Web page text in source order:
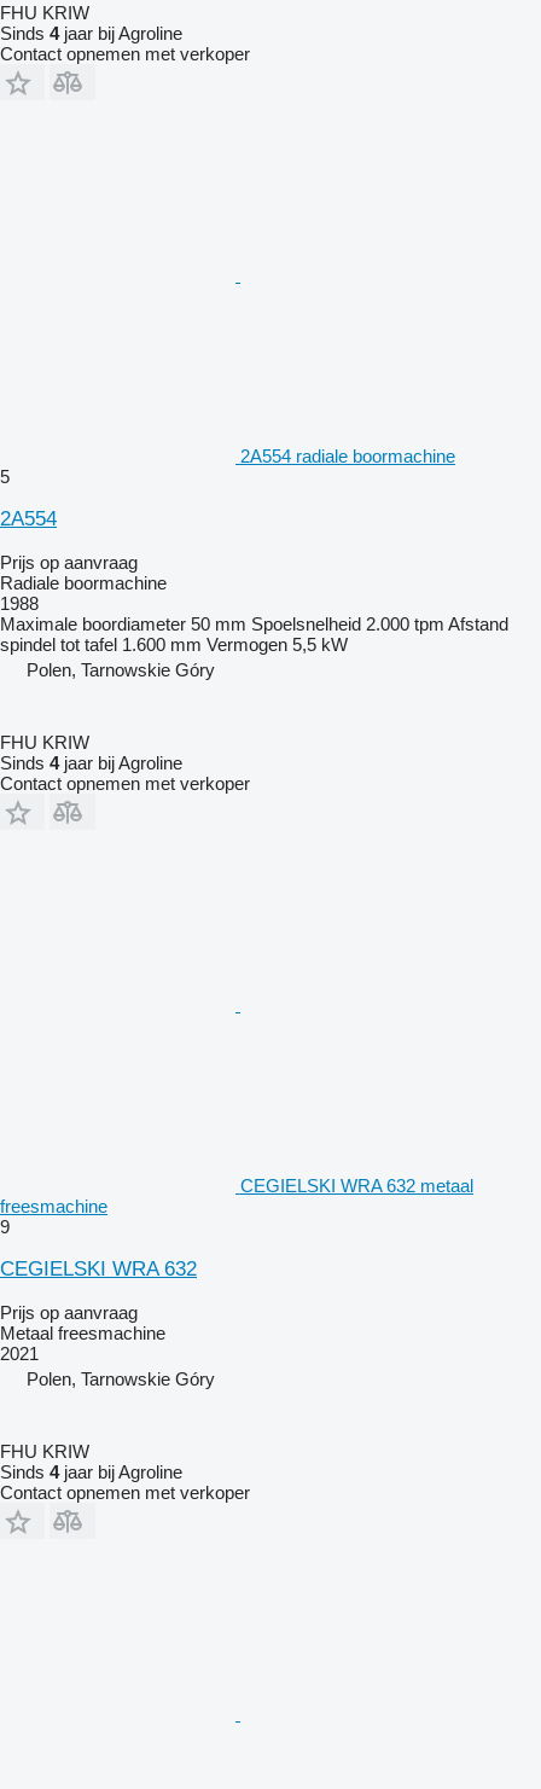
FHU KRIW
Sinds 4jaar bij Agroline
Contact opnemen met verkoper
2A554 radiale boormachine
5
2A554
Prijs op aanvraag
Radiale boormachine
1988
Maximale boordiameter 50 mm Spoelsnelheid 2.000 tpm Afstand
spindel tot tafel 1.600 mm Vermogen 5,5 kW
Polen, Tarnowskie Góry
FHU KRIW
Sinds 4jaar bij Agroline
Contact opnemen met verkoper
CEGIELSKI WRA 632 metaal
freesmachine
9
CEGIELSKI WRA 632
Prijs op aanvraag
Metaal freesmachine
2021
Polen, Tarnowskie Góry
FHU KRIW
Sinds 4jaar bij Agroline
Contact opnemen met verkoper